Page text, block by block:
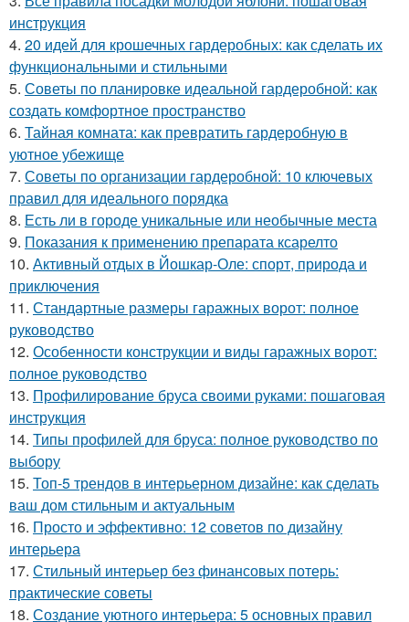
инструкция
4. 20 идей для крошечных гардеробных: как сделать их
функциональными и стильными
5. Советы по планировке идеальной гардеробной: как
создать комфортное пространство
6. Тайная комната: как превратить гардеробную в
уютное убежище
7. Советы по организации гардеробной: 10 ключевых
правил для идеального порядка
8. Есть ли в городе уникальные или необычные места
9. Показания к применению препарата ксарелто
10. Активный отдых в Йошкар-Оле: спорт, природа и
приключения
11. Стандартные размеры гаражных ворот: полное
руководство
12. Особенности конструкции и виды гаражных ворот:
полное руководство
13. Профилирование бруса своими руками: пошаговая
инструкция
14. Типы профилей для бруса: полное руководство по
выбору
15. Топ-5 трендов в интерьерном дизайне: как сделать
ваш дом стильным и актуальным
16. Просто и эффективно: 12 советов по дизайну
интерьера
17. Стильный интерьер без финансовых потерь:
практические советы
18. Создание уютного интерьера: 5 основных правил